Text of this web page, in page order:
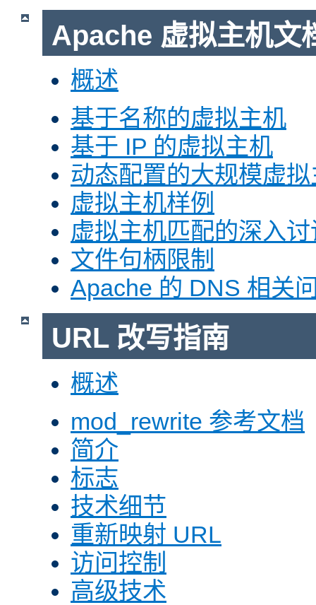
Apache 虚拟主机文
概述
基于名称的虚拟主机
基于 IP 的虚拟主机
动态配置的大规模虚
虚拟主机样例
虚拟主机匹配的深入讨
文件句柄限制
Apache 的 DNS 相关
URL 改写指南
概述
mod_rewrite 参考文档
简介
标志
技术细节
重新映射 URL
访问控制
高级技术